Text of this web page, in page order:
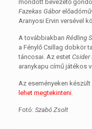
mondott bevezető
Fazekas Gábor
Aranyosi Ervin versével
A továbbiakban Rédling
a Fénylő Csillag dobkör
táncosai. Az estet Csider
aranykapu című játékos
Az eseményeken
lehet megtekinteni.
Fotó: Szabó Zsolt